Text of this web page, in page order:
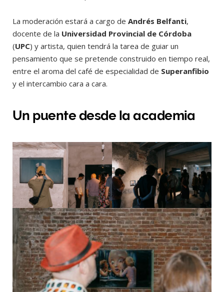
La moderación estará a cargo de Andrés Belfanti,
docente de la Universidad Provincial de Córdoba
(UPC) y artista, quien tendrá la tarea de guiar un
pensamiento que se pretende construido en tiempo real,
entre el aroma del café de especialidad de Superanfibio
y el intercambio cara a cara.
Un puente desde la academia